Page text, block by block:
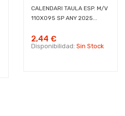
CALENDARI TAULA ESP. M/V
110X095 SP ANY 2025...
2,44 €
Disponibilidad: Sin Stock